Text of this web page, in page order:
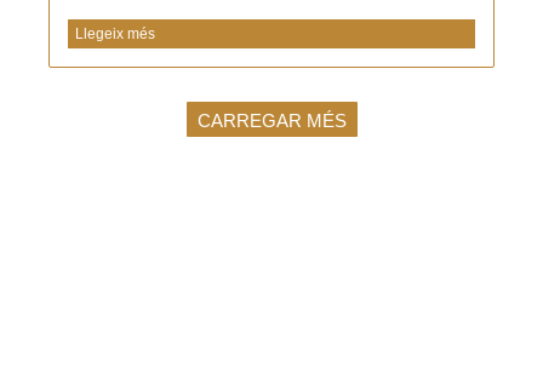
Llegeix més
CARREGAR MÉS